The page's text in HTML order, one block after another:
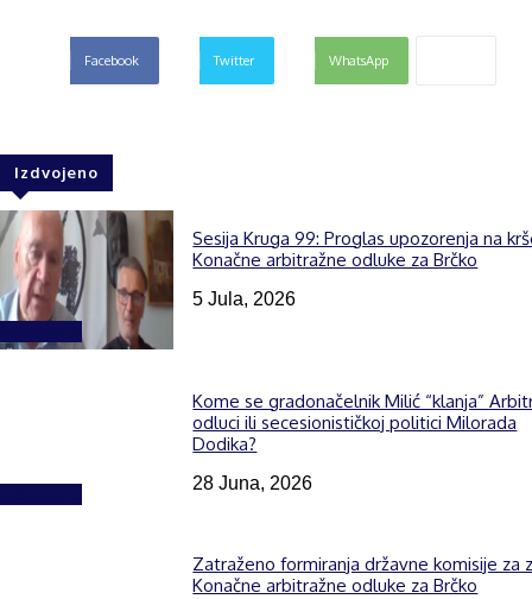
Facebook Twitter WhatsApp
Izdvojeno
Sesija Kruga 99: Proglas upozorenja na
Konačne arbitražne odluke za Brčko
5 Jula, 2026
Kome se gradonačelnik Milić “klanja”
odluci ili secesionističkoj politici Milorada
Dodika?
28 Juna, 2026
Zatraženo formiranja državne komisije za
Konačne arbitražne odluke za Brčko